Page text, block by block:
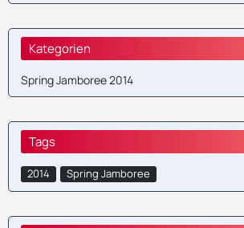
Kategorien
Spring Jamboree 2014
Tags
2014 Spring Jamboree